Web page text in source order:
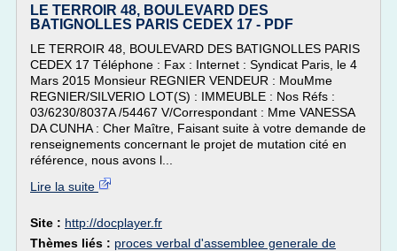
LE TERROIR 48, BOULEVARD DES
BATIGNOLLES PARIS CEDEX 17 - PDF
LE TERROIR 48, BOULEVARD DES BATIGNOLLES PARIS
CEDEX 17 Téléphone : Fax : Internet : Syndicat Paris, le 4
Mars 2015 Monsieur REGNIER VENDEUR : MouMme
REGNIER/SILVERIO LOT(S) : IMMEUBLE : Nos Réfs :
03/6230/8037A /54467 V/Correspondant : Mme VANESSA
DA CUNHA : Cher Maître, Faisant suite à votre demande de
renseignements concernant le projet de mutation cité en
référence, nous avons l...
Lire la suite
Site : http://docplayer.fr
Thèmes liés : proces verbal d'assemblee generale de